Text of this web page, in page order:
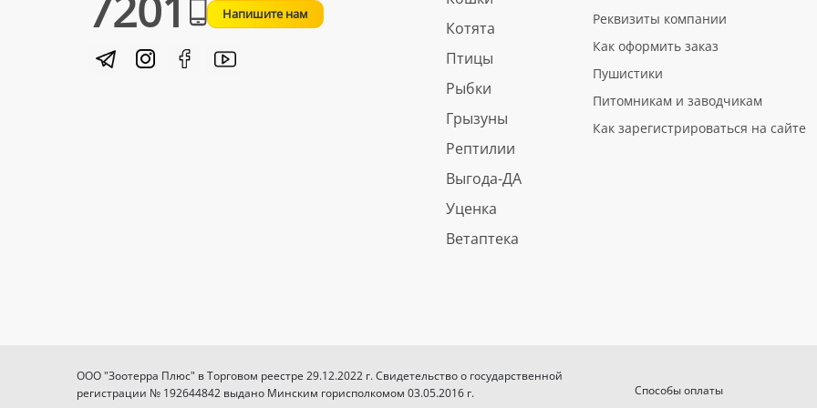
Напишите нам
Котята
Птицы
Рыбки
Грызуны
Рептилии
Выгода-ДА
Уценка
Ветаптека
Реквизиты компании
Как оформить заказ
Пушистики
Питомникам и заводчикам
Как зарегистрироваться на сайте
ООО "Зоотерра Плюс" в Торговом реестре 29.12.2022 г. Свидетельство о государственной
регистрации № 192644842 выдано Минским горисполкомом 03.05.2016 г.
Способы оплаты